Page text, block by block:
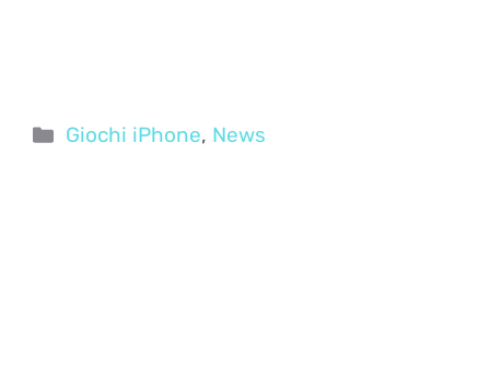
Categorie
Giochi iPhone, News